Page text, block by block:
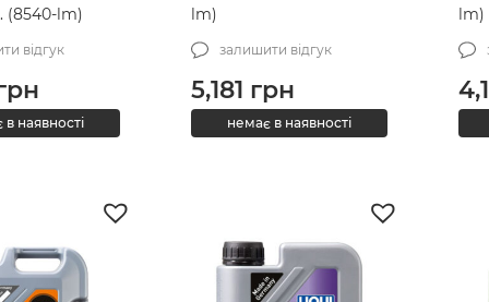
(8540-lm)
відгук
наявності
lm)
залишити відгук
5,181 грн
немає в наявності
lm)